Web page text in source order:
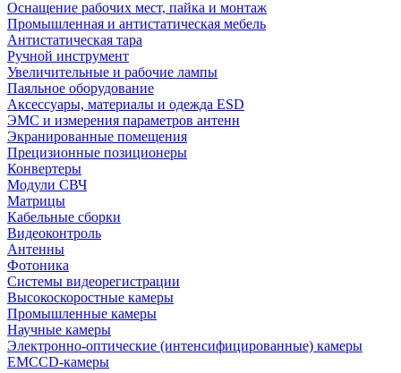
Оснащение рабочих мест, пайка и монтаж
Промышленная и антистатическая мебель
Антистатическая тара
Ручной инструмент
Увеличительные и рабочие лампы
Паяльное оборудование
Аксессуары, материалы и одежда ESD
ЭМС и измерения параметров антенн
Экранированные помещения
Прецизионные позиционеры
Конвертеры
Модули СВЧ
Матрицы
Кабельные сборки
Видеоконтроль
Антенны
Фотоника
Cистемы видеорегистрации
Высокоскоростные камеры
Промышленные камеры
Научные камеры
Электронно-оптические (интенсифицированные) камеры
EMCCD-камеры